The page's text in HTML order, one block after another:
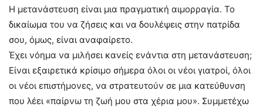
Η μετανάστευση είναι μια πραγματική αιμορραγία. Το
δικαίωμα του να ζήσεις και να δουλέψεις στην πατρίδα
σου, όμως, είναι αναφαίρετο.
Έχει νόημα να μιλήσει κανείς ενάντια στη μετανάστευση;
Είναι εξαιρετικά κρίσιμο σήμερα όλοι οι νέοι γιατροί, όλοι
οι νέοι επιστήμονες, να στρατευτούν σε μια κατεύθυνση
που λέει «παίρνω τη ζωή μου στα χέρια μου». Συμμετέχω